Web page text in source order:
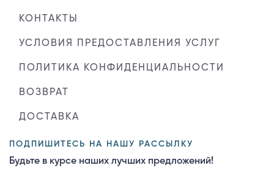
КОНТАКТЫ
УСЛОВИЯ ПРЕДОСТАВЛЕНИЯ УСЛУГ
ПОЛИТИКА КОНФИДЕНЦИАЛЬНОСТИ
ВОЗВРАТ
ДОСТАВКА
ПОДПИШИТЕСЬ НА НАШУ РАССЫЛКУ
Будьте в курсе наших лучших предложений!